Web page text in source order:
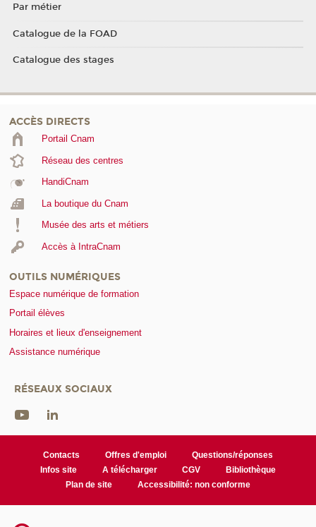
Par métier
Catalogue de la FOAD
Catalogue des stages
ACCÈS DIRECTS
Portail Cnam
Réseau des centres
HandiCnam
La boutique du Cnam
Musée des arts et métiers
Accès à IntraCnam
OUTILS NUMÉRIQUES
Espace numérique de formation
Portail élèves
Horaires et lieux d'enseignement
Assistance numérique
RÉSEAUX SOCIAUX
Contacts Offres d'emploi
Questions/réponses
Infos site
A télécharger CGV
Bibliothèque
Plan de site
Accessibilité: non conforme